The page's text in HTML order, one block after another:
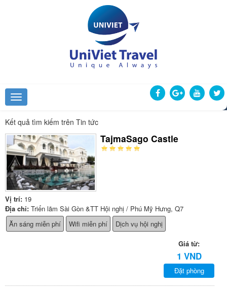
Kết quả tìm kiếm trên Tin tức
TajmaSago Castle
Vị trí: 19
Địa chỉ: Triển lãm Sài Gòn &TT Hội nghị / Phú Mỹ Hưng, Q7
Ăn sáng miễn phí
Wifi miễn phí Dịch vụ hội nghị
Giá từ:
1 VND
Đặt phòng